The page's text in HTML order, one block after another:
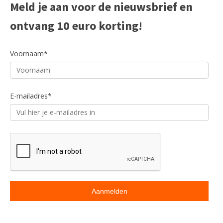
ACCESSOIRES
Meld je aan voor de nieuwsbrief en
ontvang 10 euro korting!
Voornaam*
E-mailadres*